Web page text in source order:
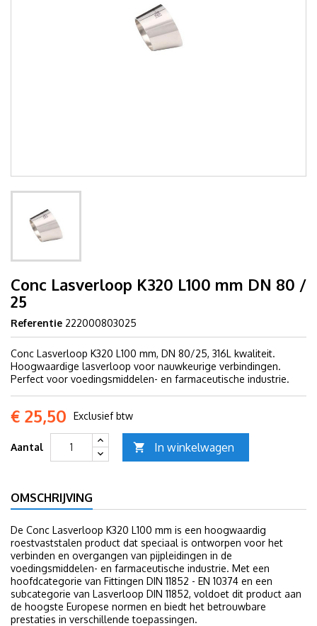
Conc Lasverloop K320 L100 mm DN 80 /
25
Referentie 222000803025
Conc Lasverloop K320 L100 mm, DN 80/25, 316L kwaliteit.
Hoogwaardige lasverloop voor nauwkeurige verbindingen.
Perfect voor voedingsmiddelen- en farmaceutische industrie.
€ 25,50 Exclusief btw
Aantal  In winkelwagen
OMSCHRIJVING
De Conc Lasverloop K320 L100 mm is een hoogwaardig
roestvaststalen product dat speciaal is ontworpen voor het
verbinden en overgangen van pijpleidingen in de
voedingsmiddelen- en farmaceutische industrie. Met een
hoofdcategorie van Fittingen DIN 11852 - EN 10374 en een
subcategorie van Lasverloop DIN 11852, voldoet dit product aan
de hoogste Europese normen en biedt het betrouwbare
prestaties in verschillende toepassingen.